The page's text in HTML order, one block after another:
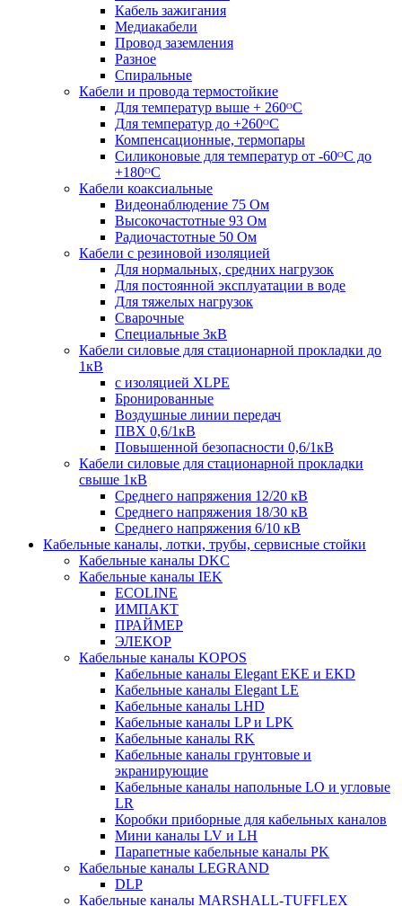
Кабель зажигания
Медиакабели
Провод заземления
Разное
Спиральные
Кабели и провода термостойкие
Для температур выше + 260ᴼС
Для температур до +260ᴼС
Компенсационные, термопары
Силиконовые для температур от -60ᴼC до
+180ᴼС
Кабели коаксиальные
Видеонаблюдение 75 Ом
Высокочастотные 93 Ом
Радиочастотные 50 Ом
Кабели с резиновой изоляцией
Для нормальных, средних нагрузок
Для постоянной эксплуатации в воде
Для тяжелых нагрузок
Сварочные
Специальные 3кВ
Кабели силовые для стационарной прокладки до
1кВ
c изоляцией XLPE
Бронированные
Воздушные линии передач
ПВХ 0,6/1кВ
Повышенной безопасности 0,6/1кВ
Кабели силовые для стационарной прокладки
свыше 1кВ
Среднего напряжения 12/20 кВ
Среднего напряжения 18/30 кВ
Среднего напряжения 6/10 кВ
Кабельные каналы, лотки, трубы, сервисные стойки
Кабельные каналы DKC
Кабельные каналы IEK
ECOLINE
ИМПАКТ
ПРАЙМЕР
ЭЛЕКОР
Кабельные каналы KOPOS
Кабельные каналы Elegant EKE и EKD
Кабельные каналы Elegant LE
Кабельные каналы LHD
Кабельные каналы LP и LPK
Кабельные каналы RK
Кабельные каналы грунтовые и
экранирующие
Кабельные каналы напольные LO и угловые
LR
Коробки приборные для кабельных каналов
Мини каналы LV и LH
Парапетные кабельные каналы PK
Кабельные каналы LEGRAND
DLP
Кабельные каналы MARSHALL-TUFFLEX